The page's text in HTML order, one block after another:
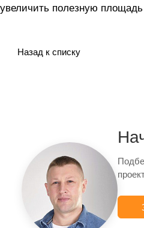
увеличить полезную
Назад к списку